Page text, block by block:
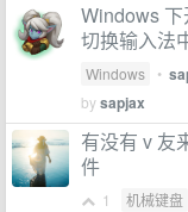
Windows
切换输入法
Windows •
bysapjax
有没有 v 友
件
1 机械键盘